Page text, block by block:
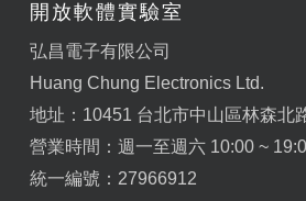
開放軟體實驗室
弘昌電子有限公司
Huang Chung Electronics Ltd.
地址：10451 台北市中山區林森北
營業時間：週一至週六 10:00 ~
統一編號：27966912